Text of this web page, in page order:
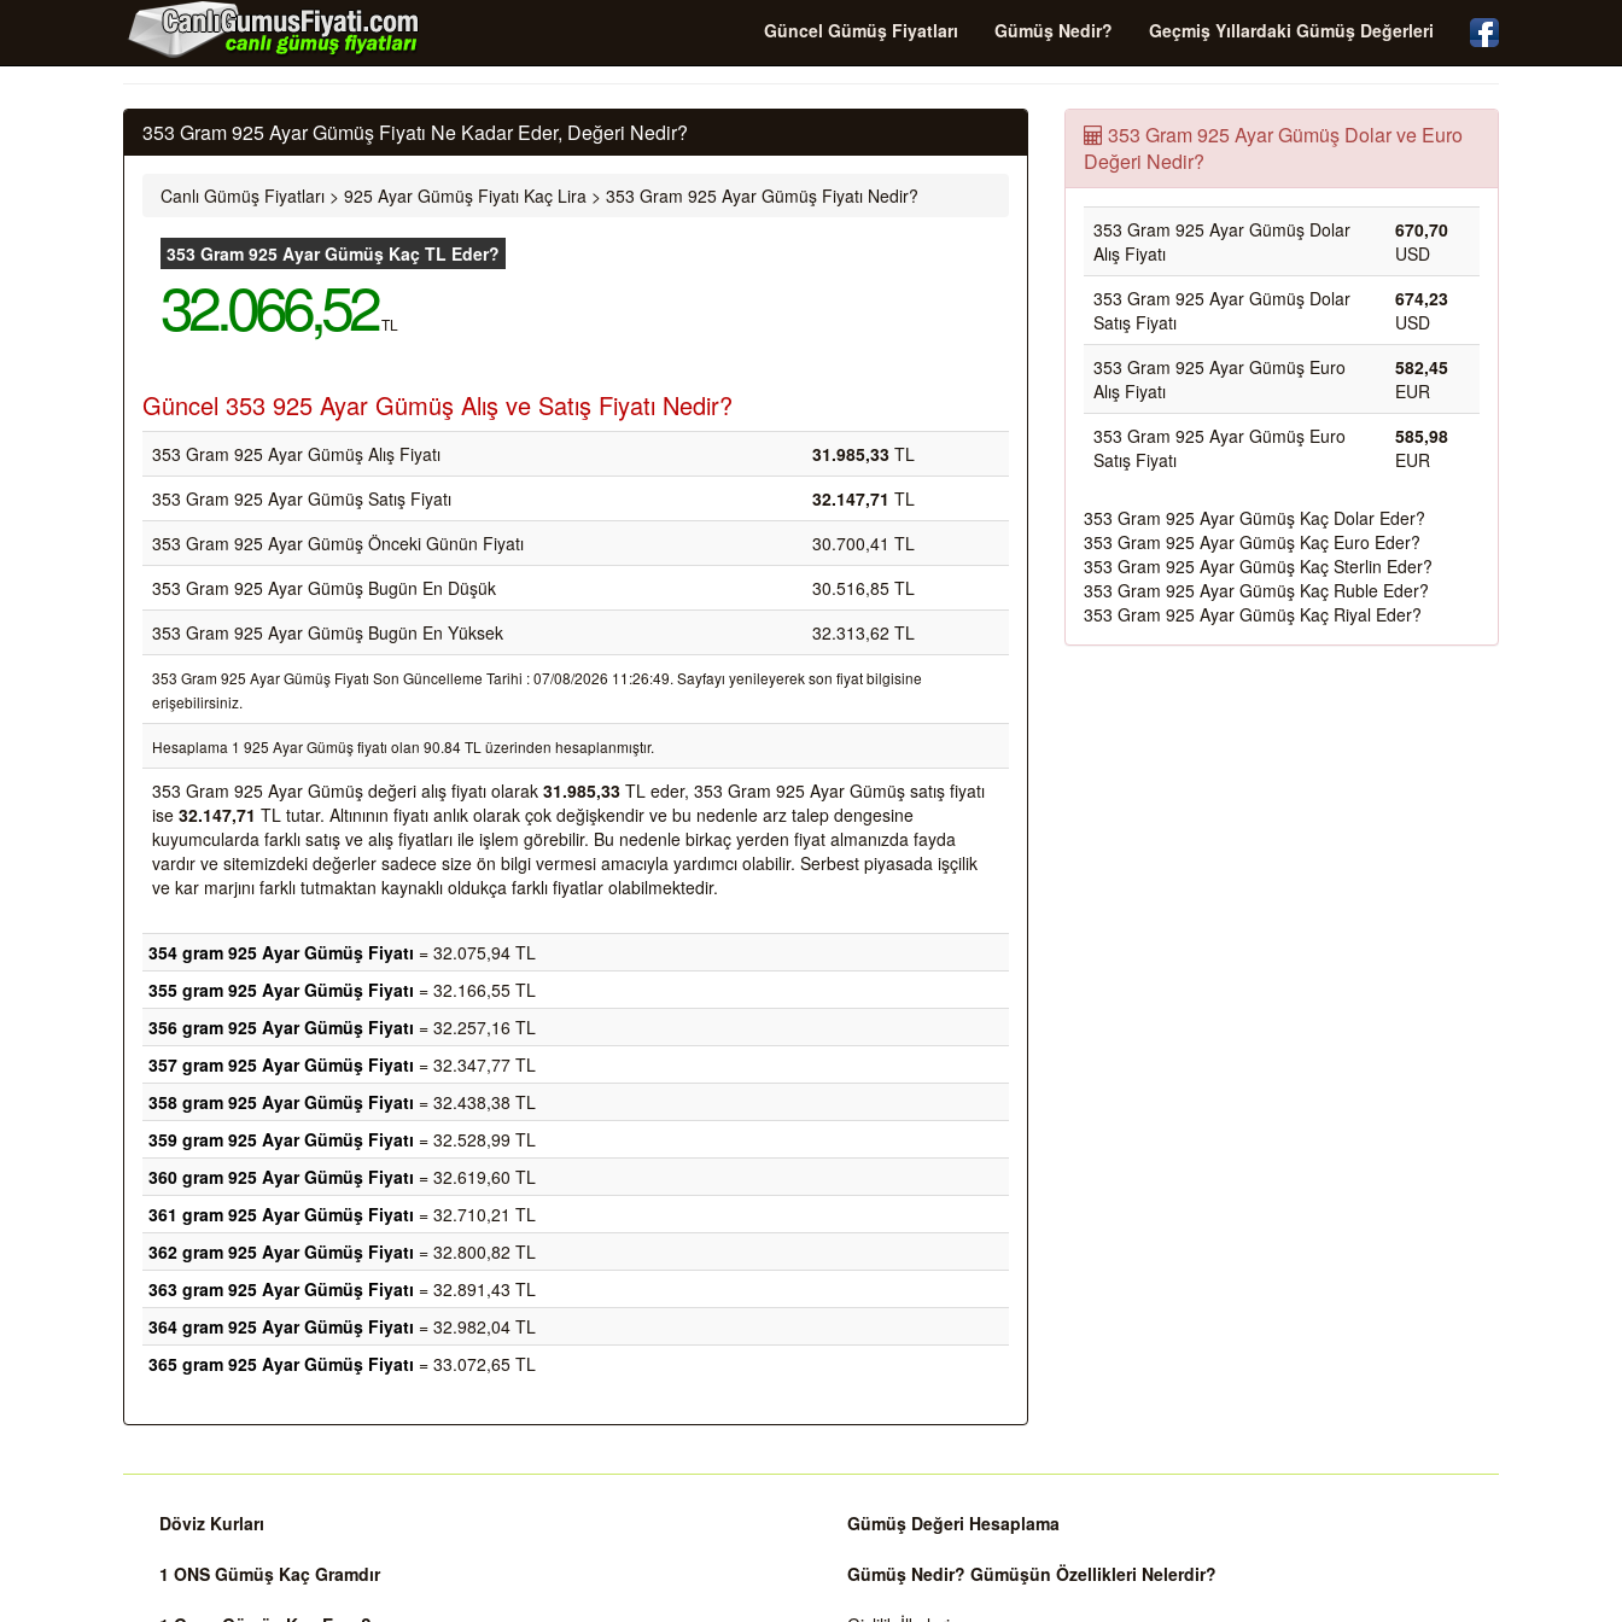
Güncel Gümüş Fiyatları Gümüş Nedir? Geçmiş Yıllardaki Gümüş Değerleri
353 Gram 925 Ayar Gümüş Fiyatı Ne Kadar Eder, Değeri Nedir?
Canlı Gümüş Fiyatları > 925 Ayar Gümüş Fiyatı Kaç Lira > 353 Gram 925 Ayar Gümüş Fiyatı Nedir?
353 Gram 925 Ayar Gümüş Kaç TL Eder?
32.066,52 TL
Güncel 353 925 Ayar Gümüş Alış ve Satış Fiyatı Nedir?
353 Gram 925 Ayar Gümüş Alış Fiyatı 31.985,33 TL
353 Gram 925 Ayar Gümüş Satış Fiyatı
32.147,71 TL
353 Gram 925 Ayar Gümüş Önceki Günün Fiyatı
30.700,41 TL
353 Gram 925 Ayar Gümüş Bugün En Düşük
30.516,85 TL
353 Gram 925 Ayar Gümüş Bugün En Yüksek
32.313,62 TL
353 Gram 925 Ayar Gümüş Fiyatı Son Güncelleme Tarihi : 07/08/2026 11:26:49. Sayfayı yenileyerek son fiyat bilgisine
erişebilirsiniz.
Hesaplama 1 925 Ayar Gümüş fiyatı olan 90.84 TL üzerinden hesaplanmıştır.
353 Gram 925 Ayar Gümüş değeri alış fiyatı olarak 31.985,33 TL eder, 353 Gram 925 Ayar Gümüş satış fiyatı
ise 32.147,71 TL tutar. Altınının fiyatı anlık olarak çok değişkendir ve bu nedenle arz talep dengesine
kuyumcularda farklı satış ve alış fiyatları ile işlem görebilir. Bu nedenle birkaç yerden fiyat almanızda fayda
vardır ve sitemizdeki değerler sadece size ön bilgi vermesi amacıyla yardımcı olabilir. Serbest piyasada işçilik
ve kar marjını farklı tutmaktan kaynaklı oldukça farklı fiyatlar olabilmektedir.
354 gram 925 Ayar Gümüş Fiyatı = 32.075,94 TL
355 gram 925 Ayar Gümüş Fiyatı = 32.166,55 TL
356 gram 925 Ayar Gümüş Fiyatı = 32.257,16 TL
357 gram 925 Ayar Gümüş Fiyatı = 32.347,77 TL
358 gram 925 Ayar Gümüş Fiyatı = 32.438,38 TL
359 gram 925 Ayar Gümüş Fiyatı = 32.528,99 TL
360 gram 925 Ayar Gümüş Fiyatı = 32.619,60 TL
361 gram 925 Ayar Gümüş Fiyatı = 32.710,21 TL
362 gram 925 Ayar Gümüş Fiyatı = 32.800,82 TL
363 gram 925 Ayar Gümüş Fiyatı = 32.891,43 TL
364 gram 925 Ayar Gümüş Fiyatı = 32.982,04 TL
365 gram 925 Ayar Gümüş Fiyatı = 33.072,65 TL
353 Gram 925 Ayar Gümüş Dolar ve Euro
Değeri Nedir?
353 Gram 925 Ayar Gümüş Dolar
Alış Fiyatı
670,70
USD
353 Gram 925 Ayar Gümüş Dolar
Satış Fiyatı
674,23
USD
353 Gram 925 Ayar Gümüş Euro
Alış Fiyatı
582,45
EUR
353 Gram 925 Ayar Gümüş Euro
Satış Fiyatı
585,98
EUR
353 Gram 925 Ayar Gümüş Kaç Dolar Eder?
353 Gram 925 Ayar Gümüş Kaç Euro Eder?
353 Gram 925 Ayar Gümüş Kaç Sterlin Eder?
353 Gram 925 Ayar Gümüş Kaç Ruble Eder?
353 Gram 925 Ayar Gümüş Kaç Riyal Eder?
Döviz Kurları
1 ONS Gümüş Kaç Gramdır
Gümüş Değeri Hesaplama
Gümüş Nedir? Gümüşün Özellikleri Nelerdir?